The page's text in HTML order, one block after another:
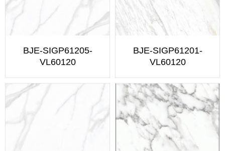
BJE-SIGP61205-
VL60120
BJE-SIGP61201-
VL60120